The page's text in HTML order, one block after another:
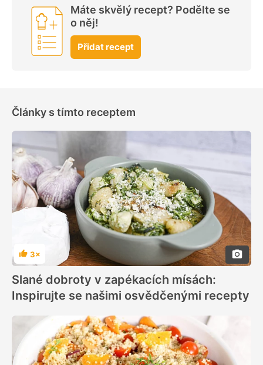
Máte skvělý recept? Podělte se
o něj!
Přidat recept
Články s tímto receptem
Hodnocení
3×
Slané dobroty v zapékacích mísách:
Inspirujte se našimi osvědčenými recepty